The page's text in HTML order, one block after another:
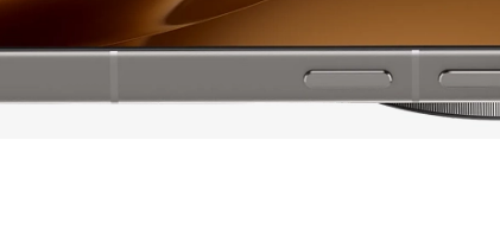
Дополнительно
16 Гб
12 месяцев